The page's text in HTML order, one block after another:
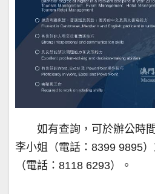
如有查詢，可於辦公時
李小姐（電話：8399 9895
（電話：8118 6293）。